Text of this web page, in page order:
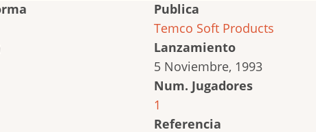
Publica
Temco Soft Products
Lanzamiento
5 Noviembre, 1993
Num. Jugadores
1
Referencia